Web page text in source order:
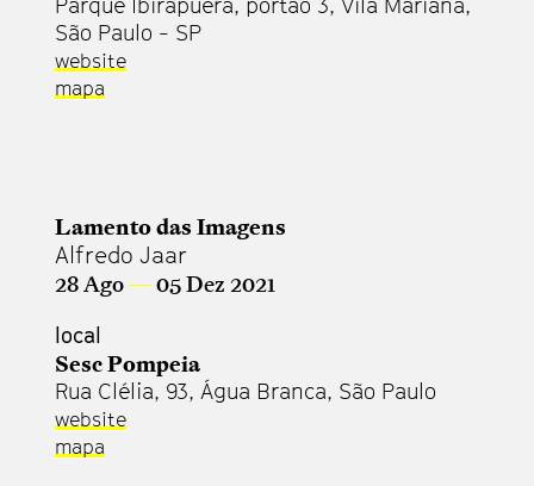
Parque Ibirapuera, portão 3, Vila Mariana,
São Paulo - SP
website
mapa
Lamento das Imagens
Alfredo Jaar
28 Ago—05 Dez 2021
local
Sesc Pompeia
Rua Clélia, 93, Água Branca, São Paulo
website
mapa